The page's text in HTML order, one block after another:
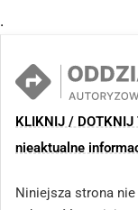
.
KLIKNIJ / DOTKNIJ
nieaktualne
Niniejsza strona